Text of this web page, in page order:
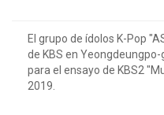
El grupo de ídolos K-Pop
de KBS en Yeongdeungpo-
para el ensayo de KBS2
2019.